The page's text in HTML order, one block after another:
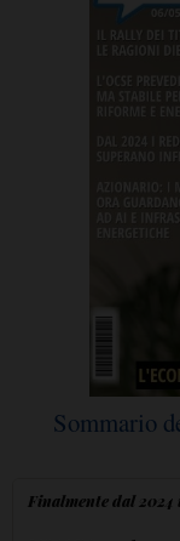
Sommario
Finalmente dal